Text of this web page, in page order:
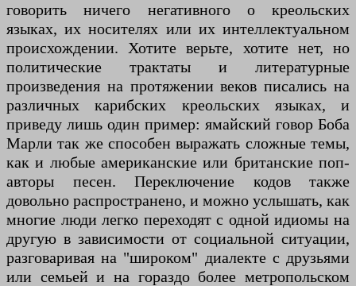
говорить ничего негативного о креольских
языках, их носителях или их интеллектуальном
происхождении. Хотите верьте, хотите нет, но
политические трактаты и литературные
произведения на протяжении веков писались на
различных карибских креольских языках, и
приведу лишь один пример: ямайский говор Боба
Марли так же способен выражать сложные темы,
как и любые американские или британские поп-
авторы песен. Переключение кодов также
довольно распространено, и можно услышать, как
многие люди легко переходят с одной идиомы на
другую в зависимости от социальной ситуации,
разговаривая на "широком" диалекте с друзьями
или семьей и на гораздо более метропольском